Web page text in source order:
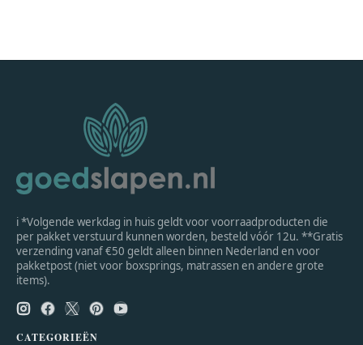
ℹ *Volgende werkdag in huis geldt voor voorraadproducten die
per pakket verstuurd kunnen worden, besteld vóór 12u. **Gratis
verzending vanaf €50 geldt alleen binnen Nederland en voor
pakketpost (niet voor boxsprings, matrassen en andere grote
items).
CATEGORIEËN